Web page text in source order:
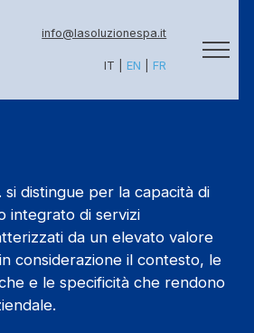
info@lasoluzionespa.it
IT EN FR
si distingue per la capacità di
integrato di servizi
da un elevato valore
considerazione il contesto, le
e le specificità che rendono